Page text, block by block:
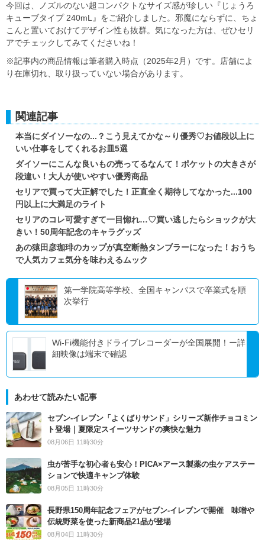
今回は、ノズルのない超コンパクトなサイズ感が珍しい『じょうろ
キューブタイプ 240mL』をご紹介しました。邪魔にならずに、ちょ
こんと置いておけてデザイン性も抜群。気になった方は、ぜひセリ
アでチェックしてみてくださいね！
※記事内の商品情報は筆者購入時点（2025年2月）です。店舗によ
り在庫切れ、取り扱っていない場合があります。
関連記事
本当にダイソーなの...？こう見えてかな～り優秀♡お値段以上に
いい仕事をしてくれるお皿5選
ダイソーにこんな良いもの売ってるなんて！ポケットの大きさが
段違い！大人が使いやすい優秀商品
セリアで買って大正解でした！正直全く期待してなかった...100
円以上に大満足のライト
セリアのコレ可愛すぎて一目惚れ…♡買い逃したらショックが大
きい！50周年記念のキャラグッズ
あの猿田彦珈琲のカップが真空断熱タンブラーになった！おうち
で人気カフェ気分を味わえるムック
第一学院高等学校、全国キャンパスで卒業式を順
次挙行
Wi-Fi機能付きドライブレコーダーが全国展開！ー詳
細映像は端末で確認
あわせて読みたい記事
セブン‐イレブン「よくばりサンド」シリーズ新作チョコミン
ト登場｜夏限定スイーツサンドの爽快な魅力
08月06日 11時30分
虫が苦手な初心者も安心！PICA×アース製薬の虫ケアステー
ションで快適キャンプ体験
08月05日 11時30分
長野県150周年記念フェアがセブン-イレブンで開催 味噌や
伝統野菜を使った新商品21品が登場
08月04日 11時30分